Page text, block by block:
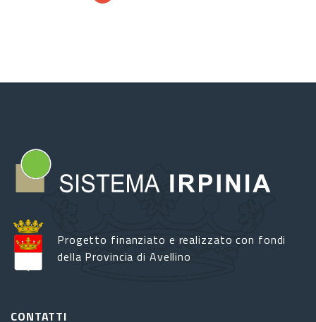
Progetto finanziato e realizzato con fondi
della Provincia di Avellino
CONTATTI